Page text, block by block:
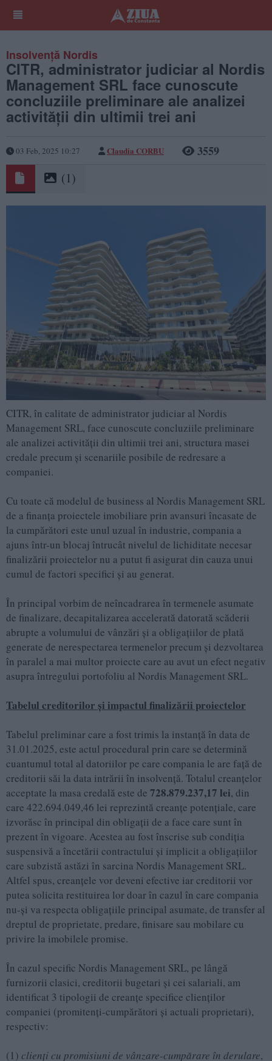
Insolvență Nordis
CITR, administrator judiciar al Nordis
Management SRL face cunoscute
concluziile preliminare ale analizei
activității din ultimii trei ani
03 Feb, 2025 10:27 Claudia CORBU 3559
(1)
CITR, în calitate de administrator judiciar al Nordis
Management SRL, face cunoscute concluziile preliminare
ale analizei activității din ultimii trei ani, structura masei
credale precum și scenariile posibile de redresare a
companiei.
Cu toate că modelul de business al Nordis Management SRL
de a finanța proiectele imobiliare prin avansuri încasate de
la cumpărători este unul uzual în industrie, compania a
ajuns într-un blocaj întrucât nivelul de lichiditate necesar
finalizării proiectelor nu a putut fi asigurat din cauza unui
cumul de factori specifici și au generat.
În principal vorbim de neîncadrarea în termenele asumate
de finalizare, decapitalizarea accelerată datorată scăderii
abrupte a volumului de vânzări și a obligațiilor de plată
generate de nerespectarea termenelor precum și dezvoltarea
în paralel a mai multor proiecte care au avut un efect negativ
asupra întregului portofoliu al Nordis Management SRL.
Tabelul creditorilor și impactul finalizării proiectelor
Tabelul preliminar care a fost trimis la instanță în data de
31.01.2025, este actul procedural prin care se determină
cuantumul total al datoriilor pe care compania le are față de
creditorii săi la data intrării în insolvență. Totalul creanțelor
acceptate la masa credală este de 728.879.237,17 lei, din
care 422.694.049,46 lei reprezintă creanțe potențiale, care
izvorăsc în principal din obligații de a face care sunt în
prezent în vigoare. Acestea au fost înscrise sub condiția
suspensivă a încetării contractului și implicit a obligațiilor
care subzistă astăzi în sarcina Nordis Management SRL.
Altfel spus, creanțele vor deveni efective iar creditorii vor
putea solicita restituirea lor doar în cazul în care compania
nu-și va respecta obligațiile principal asumate, de transfer al
dreptul de proprietate, predare, finisare sau mobilare cu
privire la imobilele promise.
În cazul specific Nordis Management SRL, pe lângă
furnizorii clasici, creditorii bugetari și cei salariali, am
identificat 3 tipologii de creanțe specifice clienților
companiei (promitenți-cumpărători și actuali proprietari),
respectiv:
(1) clienți cu promisiuni de vânzare-cumpărare în derulare,